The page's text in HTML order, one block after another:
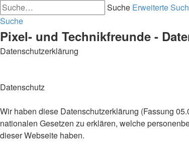
Suche Erweiterte
Suche
Pixel- und Technikfreunde -
Datenschutzerklärung
Datenschutz
Wir haben diese Datenschutzerklärung (Fassung
nationalen Gesetzen zu erklären, welche
dieser Webseite haben.